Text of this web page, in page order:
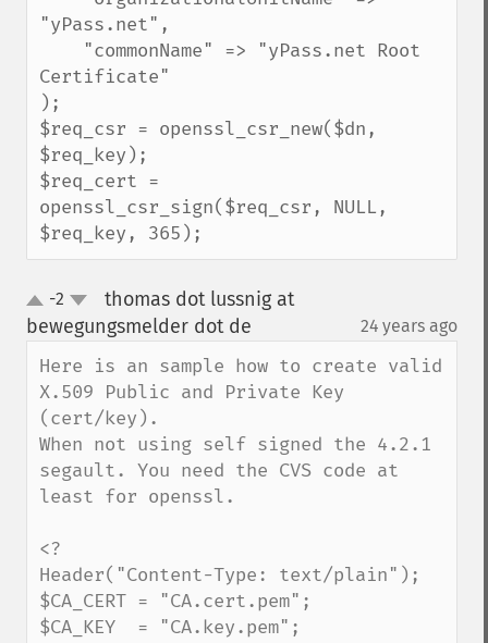
"yPass.net",
Certificate"
);
$req_csr = openssl_csr_new($dn,
$req_key);
$req_cert =
openssl_csr_sign($req_csr, NULL,
$req_key, 365);
up
down
-2
thomas dot lussnig at
bewegungsmelder dot de
24 years ago
Here is an sample how to create valid
X.509 Public and Private Key
(cert/key).
When not using self signed the 4.2.1
segault. You need the CVS code at
least for openssl.
<?
Header("Content-Type: text/plain");
$CA_CERT = "CA.cert.pem";
$CA_KEY  = "CA.key.pem";